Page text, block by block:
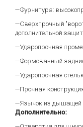
—Фурнитура:
—Сверхпрочный
дополнительной
—Ударопрочная
—Формованный
—Ударопрочная
—Прочная
—Язычок из дышащей
Дополнительно: